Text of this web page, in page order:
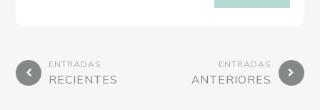
ENTRADAS
RECIENTES
ENTRADAS
ANTERIORES